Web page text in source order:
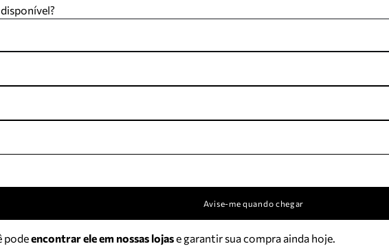
Avise-me quando chegar
podeencontrar ele em nossas lojase garantir sua compra ainda hoje.